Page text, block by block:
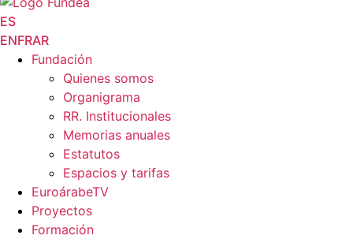
ES
ENFRAR
Fundación
Quienes somos
Organigrama
RR. Institucionales
Memorias anuales
Estatutos
Espacios y tarifas
EuroárabeTV
Proyectos
Formación